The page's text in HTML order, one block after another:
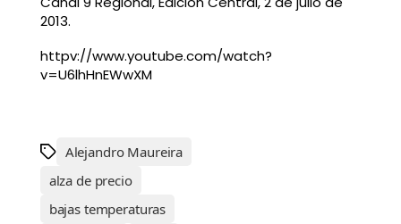
2013.
httpv://www.youtube.com/watch?
v=U6lhHnEWwXM
Alejandro Maureira
alza de precio
bajas temperaturas